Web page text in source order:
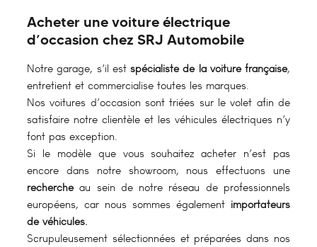
Acheter une voiture électrique
d’occasion chez SRJ Automobile
Notre garage, s’il est spécialiste de la voiture française,
entretient et commercialise toutes les marques.
Nos voitures d’occasion sont triées sur le volet afin de
satisfaire notre clientèle et les véhicules électriques n’y
font pas exception.
Si le modèle que vous souhaitez acheter n’est pas
encore dans notre showroom, nous effectuons une
rechercheau sein de notre réseau de professionnels
européens, car nous sommes également importateurs
de véhicules.
Scrupuleusement sélectionnées et préparées dans nos